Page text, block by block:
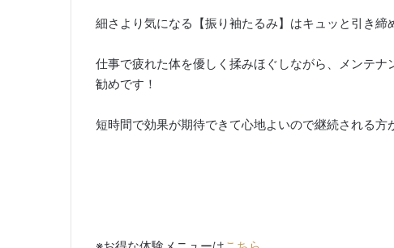
細さより気になる【振り袖たるみ】はキュッと引き締
仕事で疲れた体を優しく揉みほぐしながら、メンテ
勧めです！
短時間で効果が期待できて心地よいので継続される